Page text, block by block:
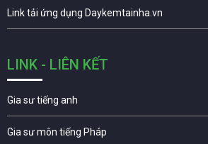
Link tải ứng dụng Daykemtainha.vn
LINK - LIÊN KẾT
Gia sư tiếng anh
Gia sư môn tiếng Pháp